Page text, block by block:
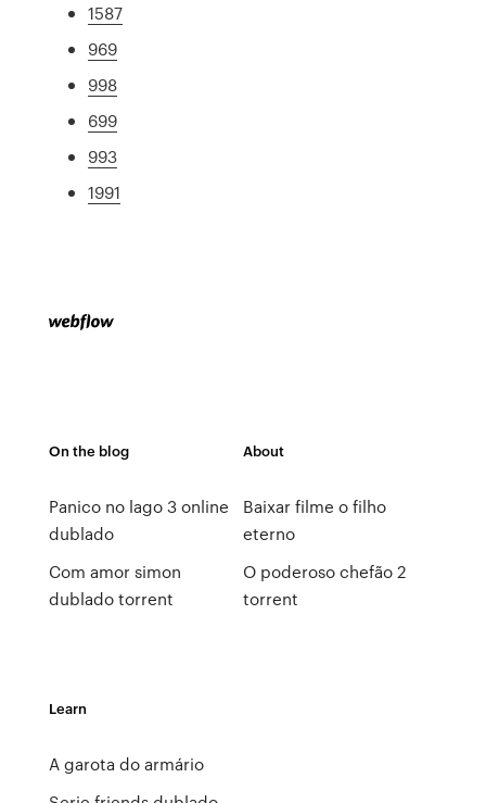
1587
969
998
699
993
1991
On the blog
Panico no lago 3 online
dublado
Com amor simon
dublado torrent
About
Baixar filme o filho
eterno
O poderoso chefão 2
torrent
Learn
A garota do armário